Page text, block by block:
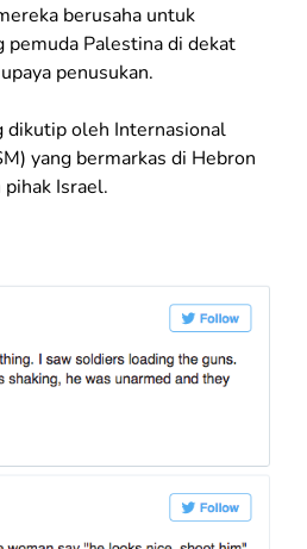
berusaha untuk
pemuda Palestina di dekat
penusukan.
dikutip oleh Internasional
yang bermarkas di Hebron
Israel.